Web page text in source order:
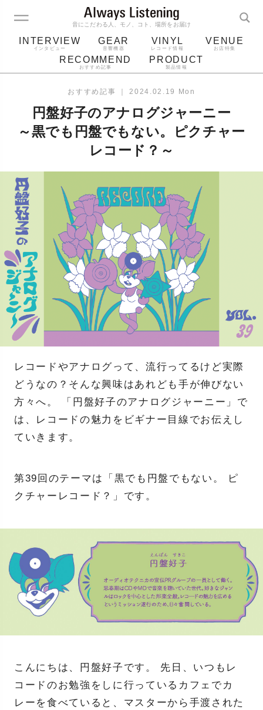
音にこだわる人、モノ、コト、場所をお届け
INTERVIEW
インタビュー
GEAR
音響機器
VINYL
レコード情報
VENUE
お店特集
RECOMMEND
おすすめ記事
PRODUCT
製品情報
ジャケット bluetooth
レコード針
おすすめ記事 ｜ 2024.02.19 Mon
円盤好子のアナログジャーニー
～黒でも円盤でもない。ピクチャー
レコード？～
レコードやアナログって、流行ってるけど実際
どうなの？そんな興味はあれども手が伸びない
方々へ。 「円盤好子のアナログジャーニー」で
は、レコードの魅力をビギナー目線でお伝えし
ていきます。
第39回のテーマは「黒でも円盤でもない。 ピ
クチャーレコード？」です。
こんにちは、円盤好子です。 先日、いつもレ
コードのお勉強をしに行っているカフェでカ
レーを食べていると、マスターから手渡された